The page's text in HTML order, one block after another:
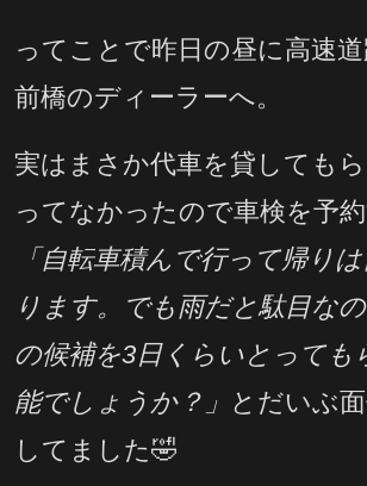
ってことで昨日の昼に高速
前橋のディーラーへ。
実はまさか代車を貸しても
ってなかったので車検を予
「自転車積んで行って帰り
ります。でも雨だと駄目な
の候補を3日くらいとっても
能でしょうか？」 とだいぶ
してました🤣